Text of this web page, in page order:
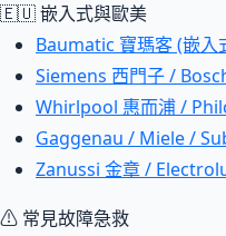
🇪🇺 嵌入式與歐美
Baumatic 寶瑪客 (嵌入
Siemens 西門子 /
Whirlpool 惠而浦 /
Gaggenau / Miele /
Zanussi 金章 /
⚠ 常見故障急救